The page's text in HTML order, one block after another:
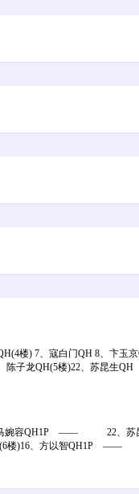
楼) 7、寇白门QH 8、卞
子龙QH(5楼)22、苏昆
容QH1P —— 22、苏
)16、方以智QH1P